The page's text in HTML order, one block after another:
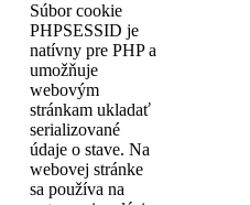
Súbor cookie
PHPSESSID je
natívny pre PHP a
umožňuje
webovým
stránkam ukladať
serializované
údaje o stave. Na
webovej stránke
sa používa na